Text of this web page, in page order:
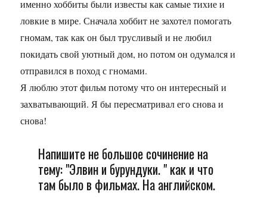
именно хоббиты были известы как самые тихие и
ловкие в мире. Сначала хоббит не захотел помогать
гномам, так как он был трусливый и не любил
покидать свой уютный дом, но потом он одумался и
отправился в поход с гномами.
Я люблю этот фильм потому что он интересный и
захватывающий. Я бы пересматривал его снова и
снова!
Напишите не большое сочинение на
тему: "Элвин и бурундуки. " как и что
там было в фильмах. На английском.